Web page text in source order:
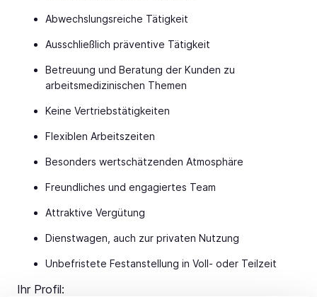
Abwechslungsreiche Tätigkeit
Ausschließlich präventive Tätigkeit
Betreuung und Beratung der Kunden zu
arbeitsmedizinischen Themen
Keine Vertriebstätigkeiten
Flexiblen Arbeitszeiten
Besonders wertschätzenden Atmosphäre
Freundliches und engagiertes Team
Attraktive Vergütung
Dienstwagen, auch zur privaten Nutzung
Unbefristete Festanstellung in Voll- oder Teilzeit
Ihr Profil: